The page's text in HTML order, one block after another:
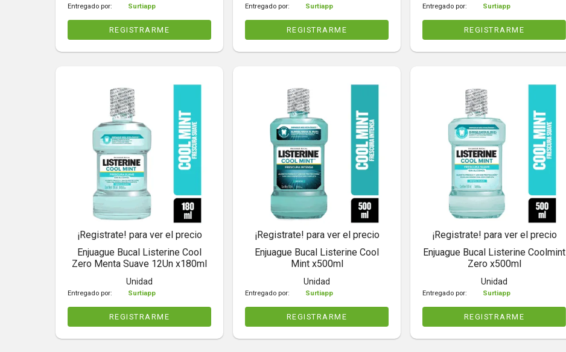
Entregado por: Surtiapp
REGISTRARME
Entregado por: Surtiapp
REGISTRARME
Entregado por: Surtiapp
REGISTRARME
¡Registrate! para ver el precio
Enjuague Bucal Listerine Cool
Zero Menta Suave 12Un x180ml
Unidad
Entregado por: Surtiapp
REGISTRARME
¡Registrate! para ver el precio
Enjuague Bucal Listerine Cool
Mint x500ml
Unidad
Entregado por: Surtiapp
REGISTRARME
¡Registrate! para ver el precio
Enjuague Bucal Listerine Coolmint
Zero x500ml
Unidad
Entregado por: Surtiapp
REGISTRARME